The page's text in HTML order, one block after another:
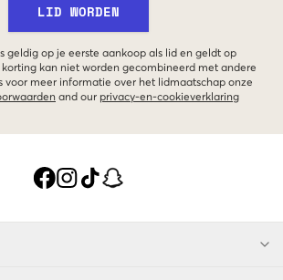
LID WORDEN
geldig op je eerste aankoop als lid en geldt op
kan niet worden gecombineerd met andere
voor meer informatie over het lidmaatschap onze
and our privacy-en-cookieverklaring